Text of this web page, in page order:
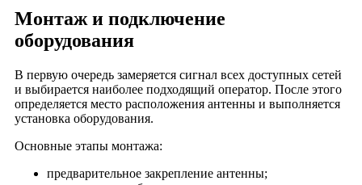
Формула X
Ханой-Москва
Хорошо
Царицыно
Цветной
Цитрус
Монтаж и подключение
оборудования
В первую очередь замеряется сигнал всех доступных сетей
и выбирается наиболее подходящий оператор. После этого
определяется место расположения антенны и выполняется
установка оборудования.
Основные этапы монтажа:
предварительное закрепление антенны;